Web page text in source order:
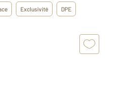
Exclusivité DPE